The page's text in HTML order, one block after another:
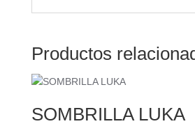
Productos
SOMBRILLA LUKA